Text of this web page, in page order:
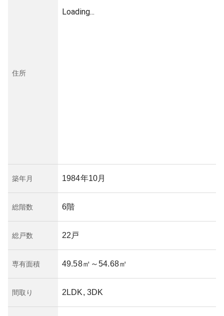
住所
Loading...
築年月 1984年10月
総階数 6階
総戸数 22戸
専有面積 49.58㎡ ～54.68㎡
間取り 2LDK, 3DK